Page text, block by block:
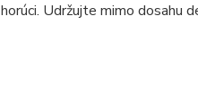
horúci. Udržujte mimo dosahu